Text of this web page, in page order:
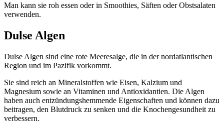
Man kann sie roh essen oder in Smoothies, Säften oder Obstsalaten
verwenden.
Dulse Algen
Dulse Algen sind eine rote Meeresalge, die in der nordatlantischen
Region und im Pazifik vorkommt.
Sie sind reich an Mineralstoffen wie Eisen, Kalzium und
Magnesium sowie an Vitaminen und Antioxidantien. Die Algen
haben auch entzündungshemmende Eigenschaften und können dazu
beitragen, den Blutdruck zu senken und die Knochengesundheit zu
verbessern.